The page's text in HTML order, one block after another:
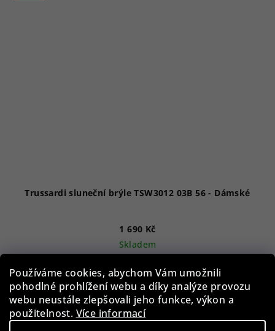
Používáme cookies, abychom Vám umožnili
pohodlné prohlížení webu a díky analýze provozu
webu neustále zlepšovali jeho funkce, výkon a
použitelnost. Více informací
Trussardi sluneční brýle TSW3012 03B 56 - Dámské
1 690 Kč
Skladem
Do košíku